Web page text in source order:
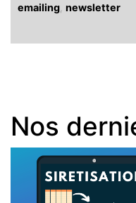
emailing newsletter
Nos